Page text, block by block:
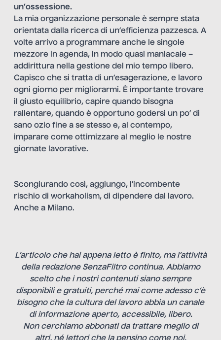
un’ossessione.
La mia organizzazione personale è sempre stata
orientata dalla ricerca di un’efficienza pazzesca. A
volte arrivo a programmare anche le singole
mezzore in agenda, in modo quasi maniacale –
addirittura nella gestione del mio tempo libero.
Capisco che si tratta di un’esagerazione, e lavoro
ogni giorno per migliorarmi. È importante trovare
il giusto equilibrio, capire quando bisogna
rallentare, quando è opportuno godersi un po’ di
sano ozio fine a se stesso e, al contempo,
imparare come ottimizzare al meglio le nostre
giornate lavorative.
Scongiurando così, aggiungo, l’incombente
rischio di workaholism, di dipendere dal lavoro.
Anche a Milano.
L’articolo che hai appena letto è finito, ma l’attività
della redazione SenzaFiltro continua. Abbiamo
scelto che i nostri contenuti siano sempre
disponibili e gratuiti, perché mai come adesso c’è
bisogno che la cultura del lavoro abbia un canale
di informazione aperto, accessibile, libero.
Non cerchiamo abbonati da trattare meglio di
altri, né lettori che la pensino come noi.